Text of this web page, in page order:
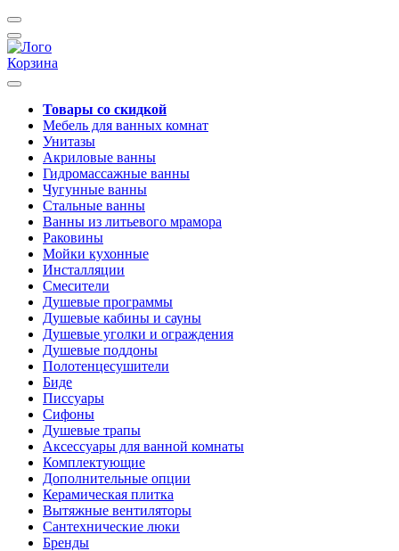
Корзина
Товары со скидкой
Мебель для ванных комнат
Унитазы
Акриловые ванны
Гидромассажные ванны
Чугунные ванны
Стальные ванны
Ванны из литьевого мрамора
Раковины
Мойки кухонные
Инсталляции
Смесители
Душевые программы
Душевые кабины и сауны
Душевые уголки и ограждения
Душевые поддоны
Полотенцесушители
Биде
Писсуары
Сифоны
Душевые трапы
Аксессуары для ванной комнаты
Комплектующие
Дополнительные опции
Керамическая плитка
Вытяжные вентиляторы
Сантехнические люки
Бренды